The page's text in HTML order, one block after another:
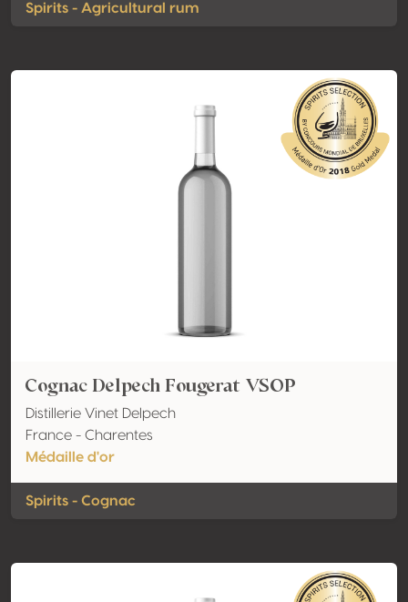
Spirits - Agricultural rum
Cognac Delpech Fougerat VSOP
Distillerie Vinet Delpech
France - Charentes
Médaille d'or
Spirits - Cognac